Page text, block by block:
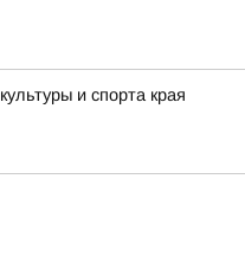
и спорта края